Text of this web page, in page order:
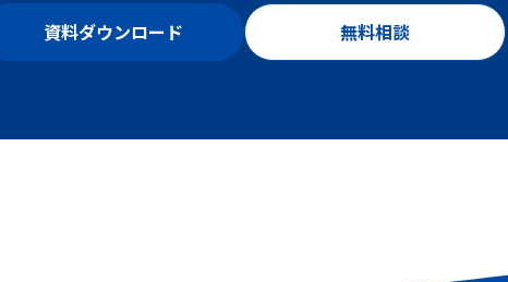
資料ダウンロード 無料相談